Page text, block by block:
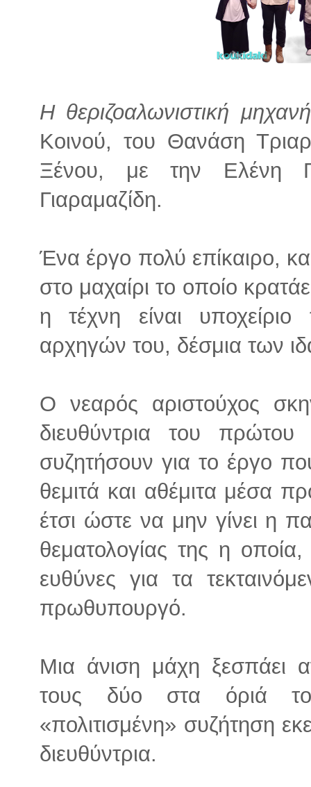
Η θεριζοαλωνιστική
Κοινού, του Θανάση
Ξένου, με την Ελένη
Γιαραμαζίδη.
Ένα έργο πολύ επίκαιρο,
στο μαχαίρι το οποίο
η τέχνη είναι
αρχηγών του, δέσμια των
Ο νεαρός αριστούχος
διευθύντρια του
συζητήσουν για το έργο
θεμιτά και αθέμιτα μέσα
έτσι ώστε να μην γίνει η
θεματολογίας της η
ευθύνες για τα
πρωθυπουργό.
Μια άνιση μάχη ξεσπάει
τους δύο στα όριά
«πολιτισμένη» συζήτηση
διευθύντρια.